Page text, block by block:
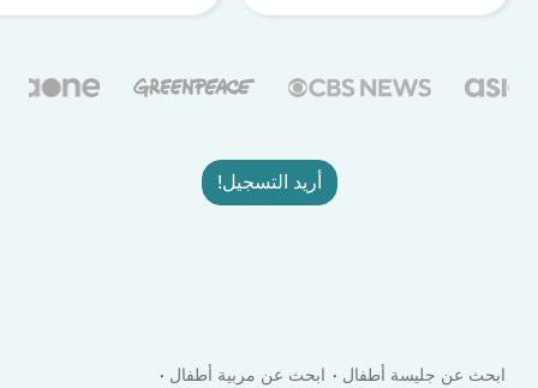
أريد التسجيل!
ابحث عن جليسة أطفال
ابحث عن مربية أطفال